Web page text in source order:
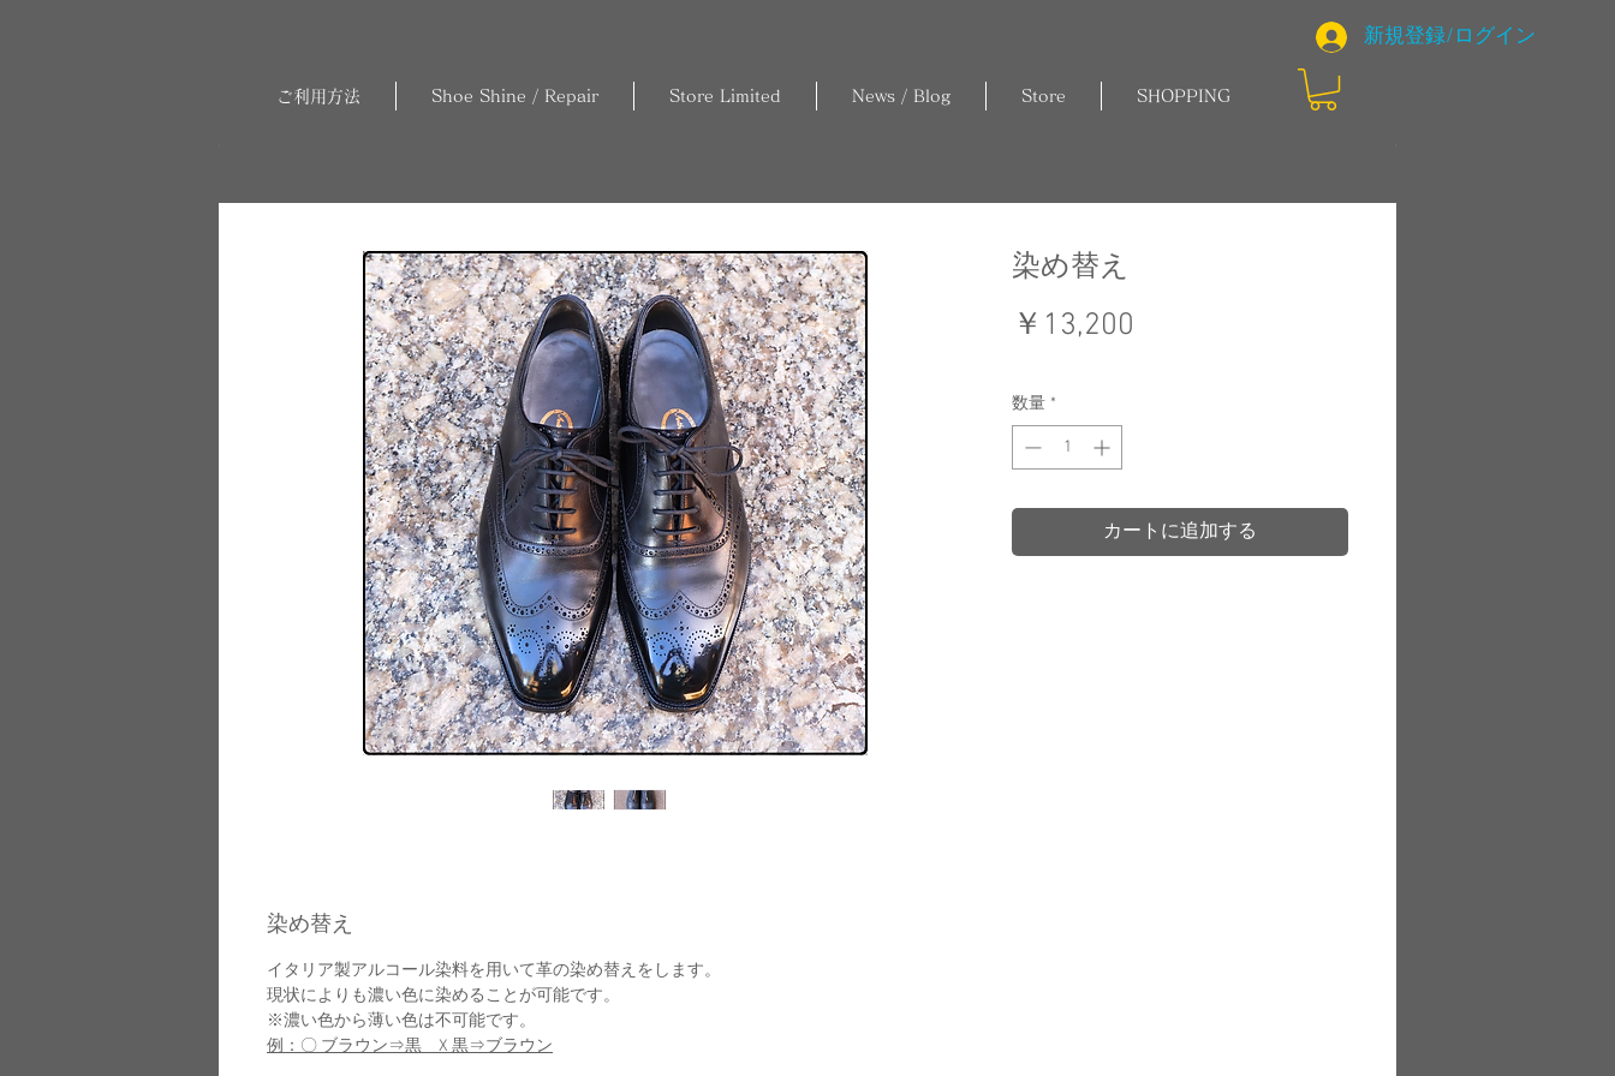
新規登録/ログイン
ご利用方法 Shoe Shine / Repair Store Limited News / Blog Store SHOPPING
染め替え
￥13,200
数量 *
カートに追加する
染め替え
イタリア製アルコール染料を用いて革の染め替えをします。
現状によりも濃い色に染めることが可能です。
※濃い色から薄い色は不可能です。
例：〇 ブラウン⇒黒 X 黒⇒ブラウン